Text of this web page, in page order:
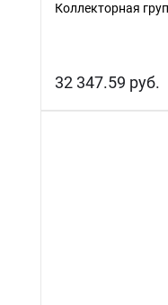
Коллекторная
32 347.59 руб.